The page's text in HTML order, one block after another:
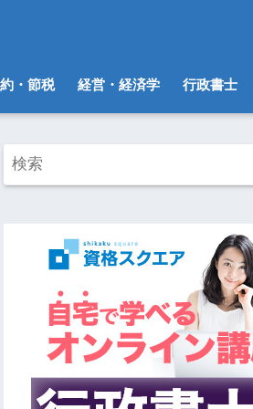
・節税 経営・経済学 行政書士